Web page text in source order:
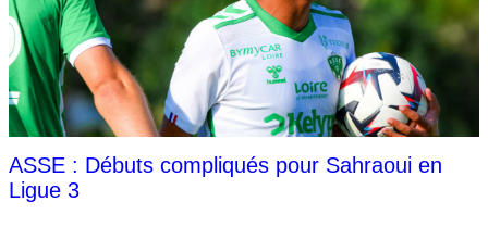
ASSE : Débuts compliqués pour Sahraoui en
Ligue 3